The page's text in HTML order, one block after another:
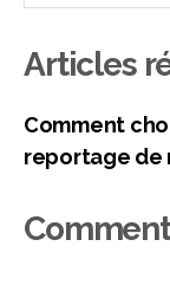
Articles
Comment
reportage de